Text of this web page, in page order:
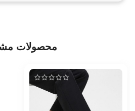
محصولات